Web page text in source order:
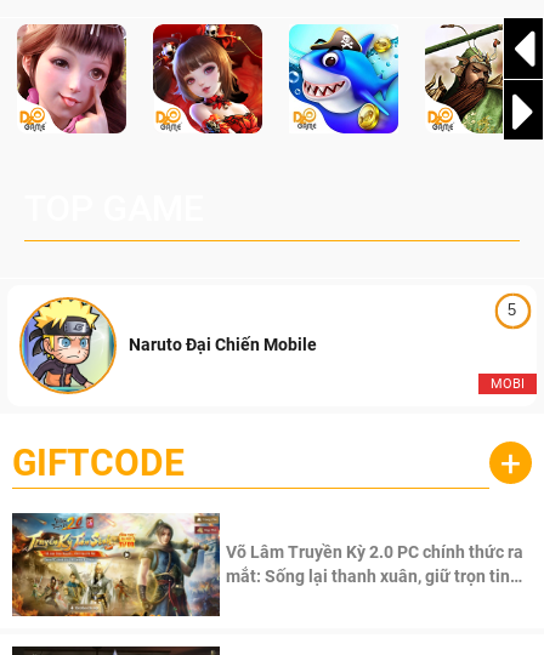
5
MOBI
Naruto Đại Chiến Mobile
GIFTCODE +
Võ Lâm Truyền Kỳ 2.0 PC chính thức ra
mắt: Sống lại thanh xuân, giữ trọn tinh